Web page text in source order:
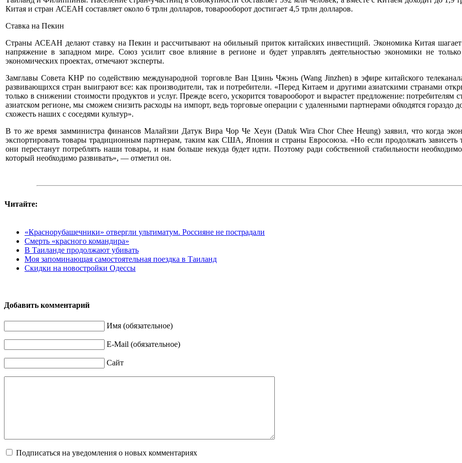
Китая и стран АСЕАН составляет около 6 трлн долларов, товарооборот достигает 4,5 трлн долларов.
Ставка на Пекин
Страны АСЕАН делают ставку на Пекин и рассчитывают на обильный приток китайских инвестиций. Экономика Китая
напряжение в западном мире. Союз усилит свое влияние в регионе и будет управлять деятельностью экономики не
экономических проектах, отмечают эксперты.
Замглавы Совета КНР по содействию международной торговле Ван Цзинь Чжэнь (Wang Jinzhen) в эфире китайского
развивающихся стран выиграют все: как производители, так и потребители. «Перед Китаем и другими азиатскими странами
только в снижении стоимости продуктов и услуг. Прежде всего, ускорится товарооборот и вырастет предложение:
азиатском регионе, мы сможем снизить расходы на импорт, ведь торговые операции с удаленными партнерами обходятся
схожесть наших с соседями культур».
В то же время замминистра финансов Малайзии Датук Вира Чор Че Хеун (Datuk Wira Chor Chee Heung) заявил, что когда
экспортировать товары традиционным партнерам, таким как США, Япония и страны Евросоюза. «Но если продолжать зависеть
они перестанут потреблять наши товары, и нам больше некуда будет идти. Поэтому ради собственной стабильности
который необходимо развивать», — отметил он.
Читайте:
«Краснорубашечники» отвергли ультиматум. Россияне не пострадали
Смерть «красного командира»
В Таиланде продолжают убивать
Моя запоминающая самостоятельная поездка в Таиланд
Скидки на новостройки Одессы
Добавить комментарий
Имя (обязательное)
E-Mail (обязательное)
Сайт
Подписаться на уведомления о новых комментариях